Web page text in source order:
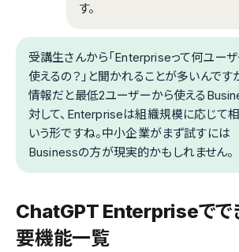
す。
受講生さんから「Enterpriseって何ユー
使えるの？」と聞かれることが多いんです
情報だと最低2ユーザーから使える
対して、Enterpriseは組織規模に応じて相
いう形ですね。中小企業がまず試すには
Businessの方が現実的かもしれません。
ChatGPT Enterpriseでで
要機能一覧